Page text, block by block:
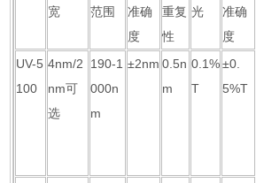
宽 范围
准确
度
重复
性
光
准确
度
UV-5
100
4nm/2
nm可
选
190-1
000n
m
±2nm 0.5n
m
0.1%
T
±0.
5%T